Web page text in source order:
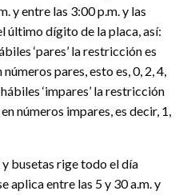
y entre las 3:00 p.m. y las
último dígito de la placa, así:
‘pares’ la restricción es
pares, esto es, 0, 2, 4,
‘impares’ la restricción
números impares, es decir, 1,
busetas rige todo el día
aplica entre las 5 y 30 a.m. y